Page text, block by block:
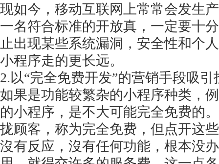
现如今，移动互联网上常常会发生
一名符合标准的开放真，一定要十
止出现某些系统漏洞，安全性和个
小程序走的更长远。
2.以“完全免费开发”的营销手段吸引
如果是功能较繁杂的小程序种类，
的小程序，是不大可能完全免费的
拢顾客，称为完全免费，但点开这些
沒有反应，沒有任何功能，根本没
获得产品报价方案